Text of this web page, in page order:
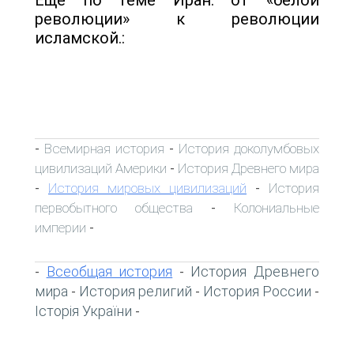
революции» к революции
исламской.:
- Всемирная история - История доколумбовых
цивилизаций Америки - История Древнего мира
- История мировых цивилизаций - История
первобытного общества - Колониальные
империи -
- Всеобщая история - История Древнего
мира - История религий - История России -
Історія України -